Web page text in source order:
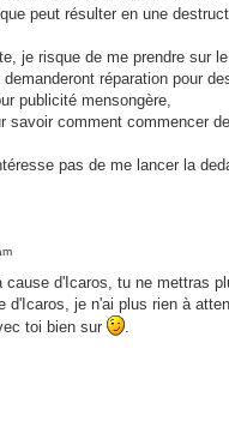
peut résulter en une
je risque de me prendre sur
réparation pour
publicité mensongère,
savoir comment commencer
pas de me lancer la
d'Icaros, tu ne mettras
d'Icaros, je n'ai plus rien à
toi bien sur